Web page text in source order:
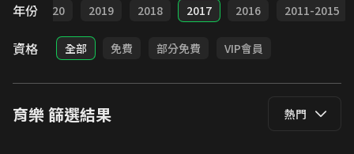
年份 2020 2019 2018 2017 2016 2011-2015
資格 全部 免費 部分免費 VIP會員
育樂篩選結果 熱門